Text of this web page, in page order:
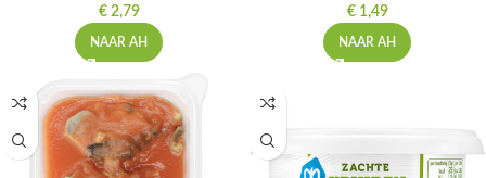
€2,79
NAAR AH
€1,49
NAAR AH